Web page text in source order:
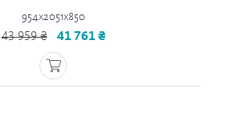
954x2051x850
43 959 ₴ 41 761 ₴